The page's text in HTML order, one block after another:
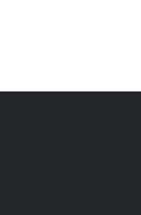
kolam koi yang